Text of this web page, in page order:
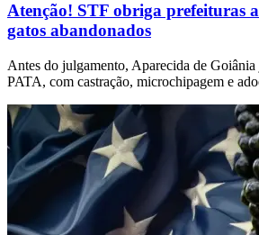
Atenção! STF obriga prefeituras
gatos abandonados
Antes do julgamento, Aparecida de
PATA, com castração, microchipagem e